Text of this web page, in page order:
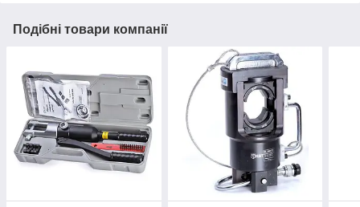
Подібні товари компанії